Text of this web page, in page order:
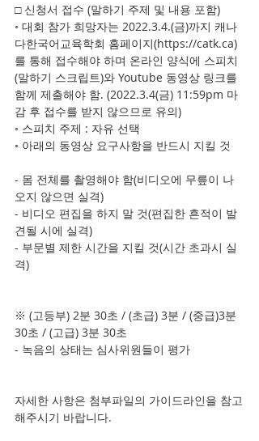
□ 신청서 접수 (말하기 주제 및 내용 포함)
◦ 대회 참가 희망자는 2022.3.4.(금)까지 캐나
다한국어교육학회 홈페이지(https://catk.ca)
를 통해 접수해야 하며 온라인 양식에 스피치
(말하기 스크립트)와 Youtube 동영상 링크를
함께 제출해야 함. (2022.3.4(금) 11:59pm 마
감 후 접수를 받지 않으므로 유의)
◦ 스피치 주제 : 자유 선택
◦ 아래의 동영상 요구사항을 반드시 지킬 것
- 몸 전체를 촬영해야 함(비디오에 무릎이 나
오지 않으면 실격)
- 비디오 편집을 하지 말 것(편집한 흔적이 발
견될 시에 실격)
- 부문별 제한 시간을 지킬 것(시간 초과시 실
격)
※ (고등부) 2분 30초 / (초급) 3분 / (중급)3분
30초 / (고급) 3분 30초
- 녹음의 상태는 심사위원들이 평가
자세한 사항은 첨부파일의 가이드라인을 참고
해주시기 바랍니다.